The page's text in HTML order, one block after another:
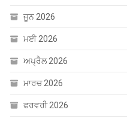
ਜੂਨ 2026
ਮਈ 2026
ਅਪ੍ਰੈਲ 2026
ਮਾਰਚ 2026
ਫਰਵਰੀ 2026